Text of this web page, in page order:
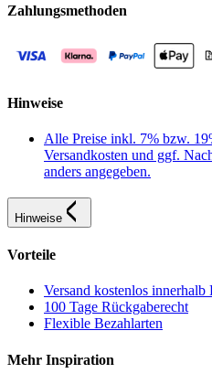
Zahlungsmethoden
Hinweise
Alle Preise inkl. 7% bzw.
Versandkosten und ggf.
anders angegeben.
Hinweise
Vorteile
Versand kostenlos innerhalb
100 Tage Rückgaberecht
Flexible Bezahlarten
Mehr Inspiration